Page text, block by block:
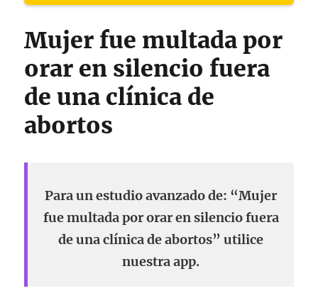
Mujer fue multada por
orar en silencio fuera
de una clínica de
abortos
Para un estudio avanzado de: “Mujer
fue multada por orar en silencio fuera
de una clínica de abortos” utilice
nuestra app.